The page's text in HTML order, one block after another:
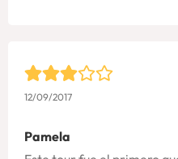
12/09/2017
Pamela